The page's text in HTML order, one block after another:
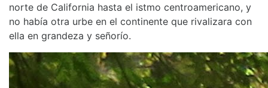
norte de California hasta el istmo centroamericano, y
no había otra urbe en el continente que rivalizara con
ella en grandeza y señorío.